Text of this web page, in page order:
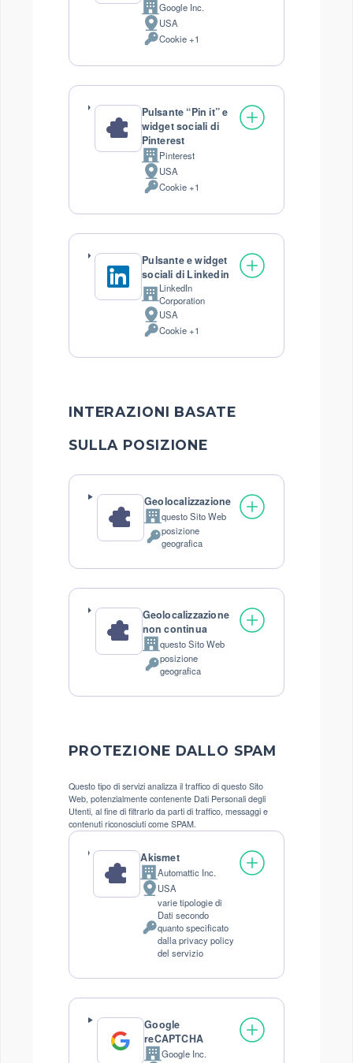
Azienda:Google Inc.
Luogo
del
USA
Dati
trattati:
Cookie +1
Pulsante “Pin it” e
widget sociali di
Pinterest
Azienda:Pinterest
Luogo
del
USA
Dati
trattati:
Cookie +1
Pulsante e widget
sociali di Linkedin
Azienda:
LinkedIn
Corporation
Luogo
del
USA
Dati
trattati:
Cookie +1
INTERAZIONI BASATE
SULLA POSIZIONE
Geolocalizzazione
Azienda:questo Sito Web
Dati
trattati:
posizione
geografica
Geolocalizzazione
non continua
Azienda:questo Sito Web
Dati
trattati:
posizione
geografica
PROTEZIONE DALLO SPAM
Questo tipo di servizi analizza il traffico di questo Sito
Web, potenzialmente contenente Dati Personali degli
Utenti, al fine di filtrarlo da parti di traffico, messaggi e
contenuti riconosciuti come SPAM.
Akismet
Azienda:Automattic Inc.
Luogo
trattamento:
USA
Dati
Personali
trattati:
varie tipologie di
Dati secondo
quanto specificato
dalla privacy policy
del servizio
Google
reCAPTCHA
Azienda:Google Inc.